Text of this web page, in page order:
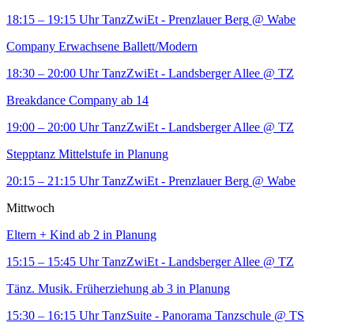
18:15 – 19:15 Uhr TanzZwiEt - Prenzlauer Berg @ Wabe
Company Erwachsene Ballett/Modern
18:30 – 20:00 Uhr TanzZwiEt - Landsberger Allee @ TZ
Breakdance Company ab 14
19:00 – 20:00 Uhr TanzZwiEt - Landsberger Allee @ TZ
Stepptanz Mittelstufe in Planung
20:15 – 21:15 Uhr TanzZwiEt - Prenzlauer Berg @ Wabe
Mittwoch
Eltern + Kind ab 2 in Planung
15:15 – 15:45 Uhr TanzZwiEt - Landsberger Allee @ TZ
Tänz. Musik. Früherziehung ab 3 in Planung
15:30 – 16:15 Uhr TanzSuite - Panorama Tanzschule @ TS